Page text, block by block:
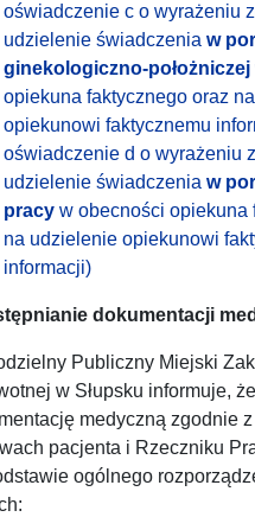
oświadczenie c o wyrażeniu
udzielenie świadczenia w
ginekologiczno-położniczej
opiekuna faktycznego oraz
opiekunowi faktycznemu
oświadczenie d o wyrażeniu
udzielenie świadczenia w
pracy w obecności opiekuna
na udzielenie opiekunowi
informacji)
dokumentacji
Publiczny Miejski
w Słupsku informuje,
medyczną zgodnie
pacjenta i Rzeczniku
ogólnego